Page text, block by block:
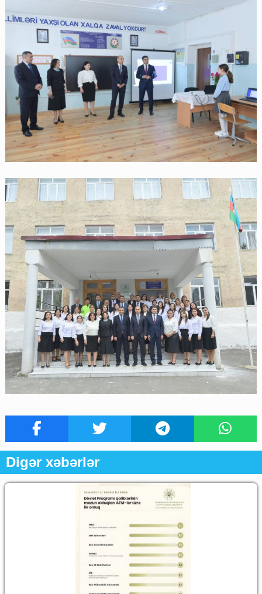
Digər xəbərlər